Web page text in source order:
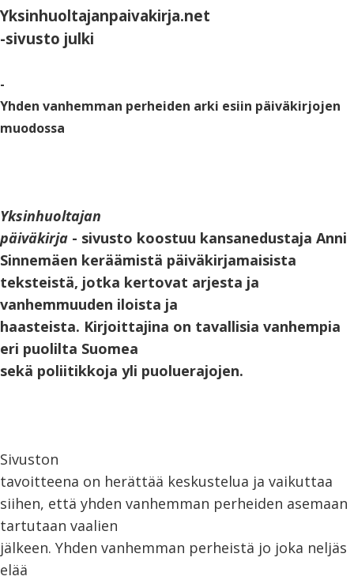
Yksinhuoltajanpaivakirja.net
-sivusto julki
-
Yhden vanhemman perheiden arki esiin päiväkirjojen
muodossa
Yksinhuoltajan
päiväkirja - sivusto koostuu kansanedustaja Anni
Sinnemäen keräämistä päiväkirjamaisista
teksteistä, jotka kertovat arjesta ja
vanhemmuuden iloista ja
haasteista. Kirjoittajina on tavallisia vanhempia
eri puolilta Suomea
sekä poliitikkoja yli puoluerajojen.
Sivuston
tavoitteena on herättää keskustelua ja vaikuttaa
siihen, että yhden vanhemman perheiden asemaan
tartutaan vaalien
jälkeen. Yhden vanhemman perheistä jo joka neljäs
elää